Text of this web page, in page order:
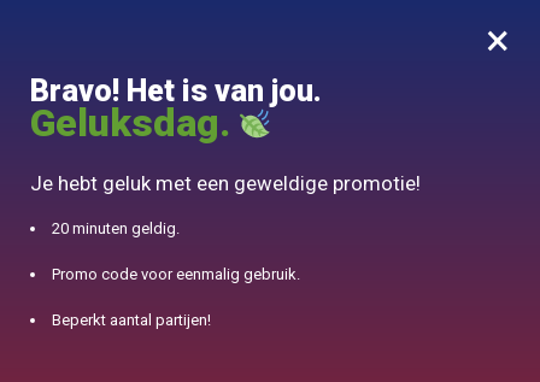
0
10% aangeboden voor 50€ aankopen met DJINN-code10
×
Bravo! Het is van jou.
Geluksdag.
Je hebt geluk met een geweldige promotie!
20 minuten geldig.
Promo code voor eenmalig gebruik.
Beperkt aantal partijen!